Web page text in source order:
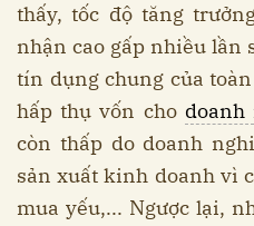
thấy, tốc độ tăng
nhận cao gấp nhiều lần
tín dụng chung của
hấp thụ vốn cho doanh
còn thấp do doanh
sản xuất kinh doanh vì
mua yếu,... Ngược lại,